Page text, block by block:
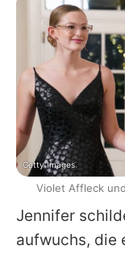
Jennifer
aufwuchs, die
Getty Images
Violet Affleck